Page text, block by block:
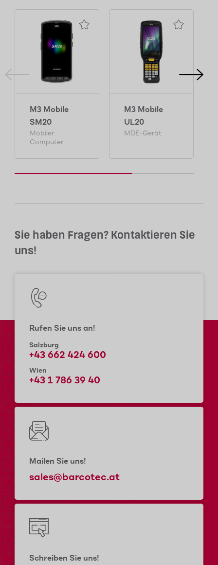
M3 Mobile
SM20
Mobiler
Computer
M3 Mobile
UL20
MDE-Gerät
Sie haben Fragen? Kontaktieren Sie
uns!
Rufen Sie uns an!
Salzburg
+43 662 424 600
Wien
+43 1 786 39 40
Mailen Sie uns!
sales@barcotec.at
Schreiben Sie uns!